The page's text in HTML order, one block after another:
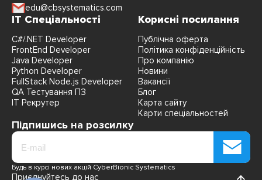
edu@cbsystematics.com
IT Спеціальності
C#/.NET Developer
FrontEnd Developer
Java Developer
Python Developer
FullStack Node.js Developer
QA Тестування ПЗ
IT Рекрутер
Корисні посилання
Публічна оферта
Політика конфіденційність
Про компанію
Новини
Вакансії
Блог
Карта сайту
Карти спеціальностей
Підпишись на розсилку
Будь в курсі нових акцій CyberBionic Systematics
Приєднуйтесь до нас